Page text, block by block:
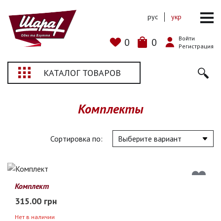
0 0
Войти
Регистрация
рус укр
КАТАЛОГ ТОВАРОВ
Комплекты
Сортировка по:
Комплект
315.00 грн
Нет в наличии